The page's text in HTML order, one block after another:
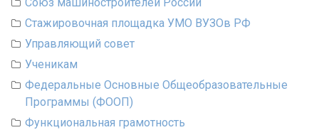
Стажировочная площадка УМО ВУЗОв РФ
Управляющий совет
Ученикам
Федеральные Основные Общеобразовательные
Программы (ФООП)
Функциональная грамотность